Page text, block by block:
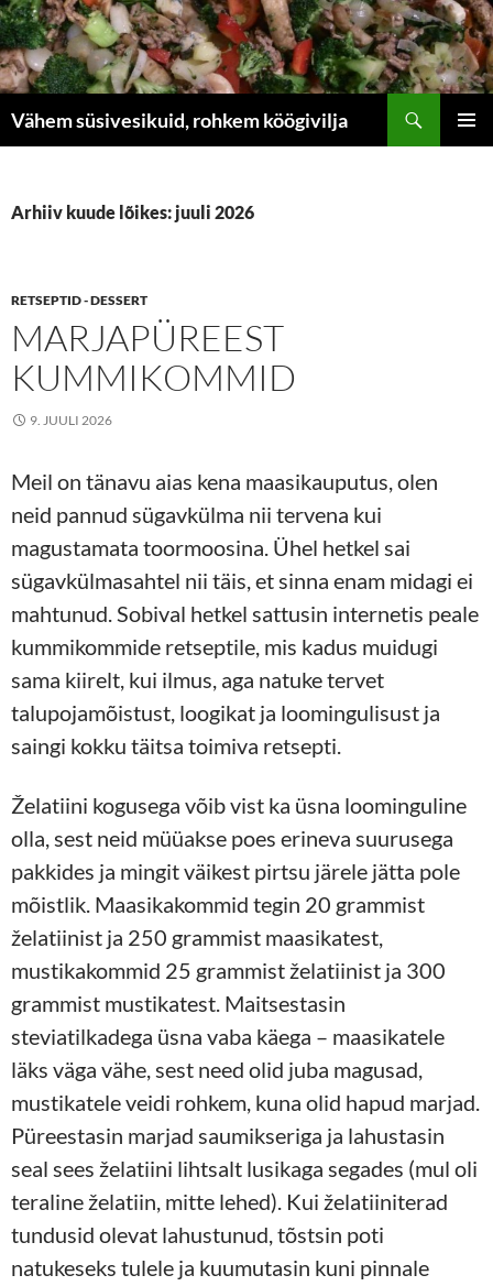
Liigu
sisu
juurde
Vähem süsivesikuid, rohkem köögivilja
Arhiiv kuude lõikes: juuli 2026
RETSEPTID - DESSERT
MARJAPÜREEST
KUMMIKOMMID
9. JUULI 2026
Meil on tänavu aias kena maasikauputus, olen
neid pannud sügavkülma nii tervena kui
magustamata toormoosina. Ühel hetkel sai
sügavkülmasahtel nii täis, et sinna enam midagi ei
mahtunud. Sobival hetkel sattusin internetis peale
kummikommide retseptile, mis kadus muidugi
sama kiirelt, kui ilmus, aga natuke tervet
talupojamõistust, loogikat ja loomingulisust ja
saingi kokku täitsa toimiva retsepti.
Želatiini kogusega võib vist ka üsna loominguline
olla, sest neid müüakse poes erineva suurusega
pakkides ja mingit väikest pirtsu järele jätta pole
mõistlik. Maasikakommid tegin 20 grammist
želatiinist ja 250 grammist maasikatest,
mustikakommid 25 grammist želatiinist ja 300
grammist mustikatest. Maitsestasin
steviatilkadega üsna vaba käega – maasikatele
läks väga vähe, sest need olid juba magusad,
mustikatele veidi rohkem, kuna olid hapud marjad.
Püreestasin marjad saumikseriga ja lahustasin
seal sees želatiini lihtsalt lusikaga segades (mul oli
teraline želatiin, mitte lehed). Kui želatiiniterad
tundusid olevat lahustunud, tõstsin poti
natukeseks tulele ja kuumutasin kuni pinnale